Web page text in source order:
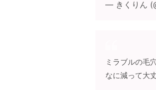
— きくりん
ミラブルの毛
なに減って大